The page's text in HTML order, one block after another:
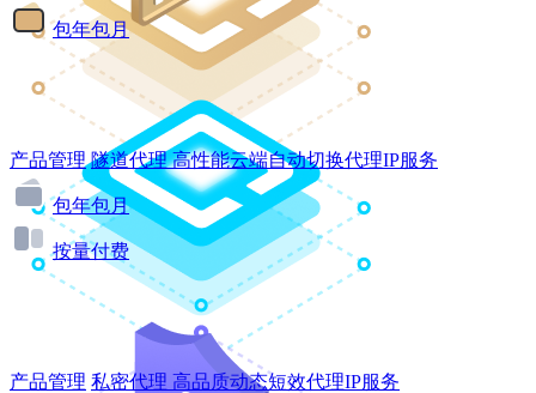
包年包月
产品管理 隧道代理 高性能云端自动切换代理IP服务
包年包月
按量付费
产品管理 私密代理 高品质动态短效代理IP服务